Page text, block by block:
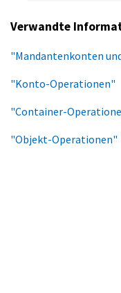
Verwandte
"Mandantenkonten
"Konto-Operationen"
"Container-
"Objekt-Operationen"